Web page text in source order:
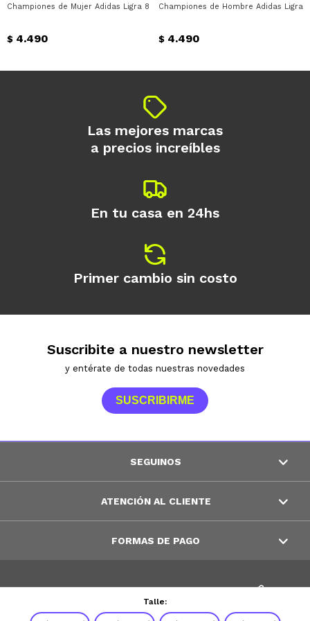
Talle:
Championes de Mujer Adidas Ligra 8 Adidas - Negro - Blanco
$ 4.490
Championes de Hombre Adidas Ligra
$ 4.490
Las mejores marcas
a precios increíbles
En tu casa en 24hs
Primer cambio sin costo
Suscribite a nuestro newsletter
y entérate de todas nuestras novedades
SUSCRIBIRME
SEGUINOS
ATENCIÓN AL CLIENTE
FORMAS DE PAGO
Día Mes Año
Continuar